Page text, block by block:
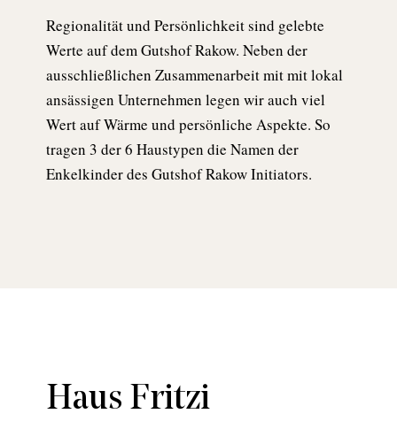
Regionalität und Persönlichkeit sind gelebte
Werte auf dem Gutshof Rakow. Neben der
ausschließlichen Zusammenarbeit mit mit lokal
ansässigen Unternehmen legen wir auch viel
Wert auf Wärme und persönliche Aspekte. So
tragen 3 der 6 Haustypen die Namen der
Enkelkinder des Gutshof Rakow Initiators.
Haus Fritzi